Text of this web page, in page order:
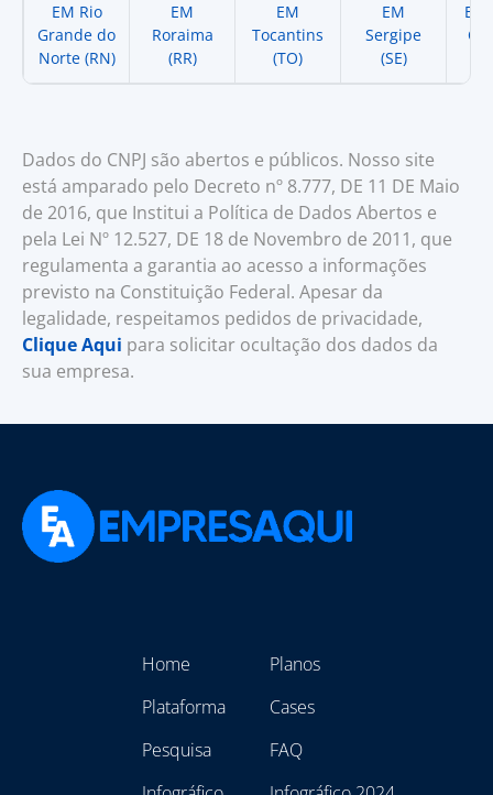
EM Rio
Grande do
Norte (RN)
EM
Roraima
(RR)
EM
Tocantins
(TO)
EM
Sergipe
(SE)
EM
Dados do CNPJ são abertos e públicos. Nosso site
está amparado pelo Decreto nº 8.777, DE 11 DE Maio
de 2016, que Institui a Política de Dados Abertos e
pela Lei Nº 12.527, DE 18 de Novembro de 2011, que
regulamenta a garantia ao acesso a informações
previsto na Constituição Federal. Apesar da
legalidade, respeitamos pedidos de privacidade,
Clique Aqui para solicitar ocultação dos dados da
sua empresa.
Home
Plataforma
Pesquisa
Planos
Cases
FAQ